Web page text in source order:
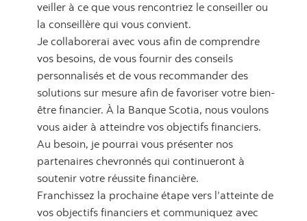
veiller à ce que vous rencontriez le conseiller ou
la conseillère qui vous convient.
Je collaborerai avec vous afin de comprendre
vos besoins, de vous fournir des conseils
personnalisés et de vous recommander des
solutions sur mesure afin de favoriser votre bien-
être financier. À la Banque Scotia, nous voulons
vous aider à atteindre vos objectifs financiers.
Au besoin, je pourrai vous présenter nos
partenaires chevronnés qui continueront à
soutenir votre réussite financière.
Franchissez la prochaine étape vers l’atteinte de
vos objectifs financiers et communiquez avec